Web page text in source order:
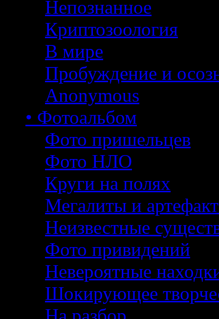
Непознанное
Криптозоология
В мире
Пробуждение и
Anonymous
• Фотоальбом
Фото пришельцев
Фото НЛО
Круги на полях
Мегалиты и
Неизвестные
Фото привидений
Невероятные
Шокирующее